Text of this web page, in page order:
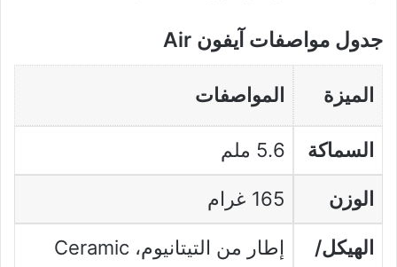
جدول مواصفات آيفون Air
الميزة المواصفات
السماكة 5.6 ملم
الوزن 165 غرام
الهيكل/
إطار من التيتانيوم، Ceramic